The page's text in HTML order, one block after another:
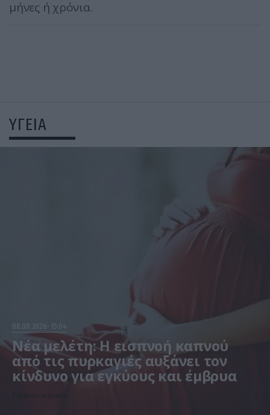
μήνες ή χρόνια.
ΥΓΕΙΑ
08.08.2026 15:04
Νέα μελέτη: Η εισπνοή καπνού
από τις πυρκαγιές αυξάνει τον
κίνδυνο για εγκύους και έμβρυα